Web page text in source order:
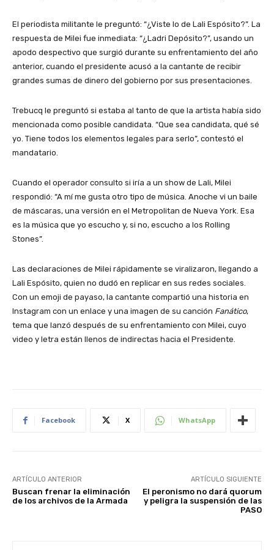
El periodista militante le preguntó: “¿Viste lo de Lali Espósito?”. La
respuesta de Milei fue inmediata: “¿Ladri Depósito?”, usando un
apodo despectivo que surgió durante su enfrentamiento del año
anterior, cuando el presidente acusó a la cantante de recibir
grandes sumas de dinero del gobierno por sus presentaciones.
Trebucq le preguntó si estaba al tanto de que la artista había sido
mencionada como posible candidata. “Que sea candidata, qué sé
yo. Tiene todos los elementos legales para serlo”, contestó el
mandatario.
Cuando el operador consulto si iría a un show de Lali, Milei
respondió: “A mí me gusta otro tipo de música. Anoche vi un baile
de máscaras, una versión en el Metropolitan de Nueva York. Esa
es la música que yo escucho y, si no, escucho a los Rolling
Stones”.
Las declaraciones de Milei rápidamente se viralizaron, llegando a
Lali Espósito, quien no dudó en replicar en sus redes sociales.
Con un emoji de payaso, la cantante compartió una historia en
Instagram con un enlace y una imagen de su canción Fanático,
tema que lanzó después de su enfrentamiento con Milei, cuyo
video y letra están llenos de indirectas hacia el Presidente.
Facebook X WhatsApp
ARTÍCULO ANTERIOR
Buscan frenar la eliminación
de los archivos de la Armada
ARTÍCULO SIGUIENTE
El peronismo no dará quorum
y peligra la suspensión de las
PASO